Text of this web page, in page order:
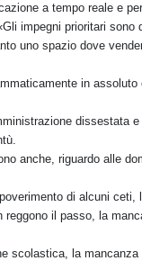
a tempo reale e
impegni prioritari
uno spazio dove
in
dissestata
anche, riguardo alle
di alcuni
il passo, la
scolastica, la